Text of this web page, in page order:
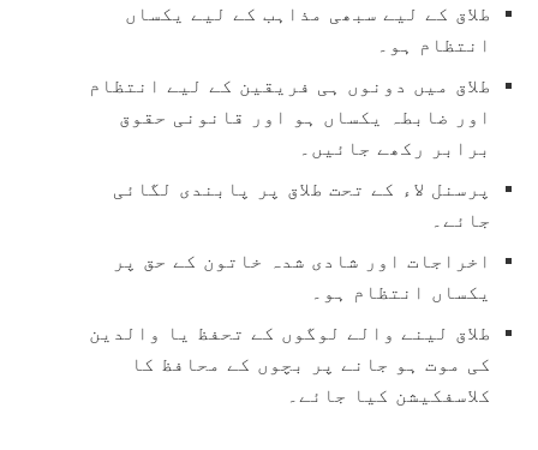
طلاق کے لیے سبھی مذاہب کے لیے یکساں
انتظام ہو۔
طلاق میں دونوں ہی فریقین کے لیے انتظام
اور ضابطہ یکساں ہو اور قانونی حقوق
برابر رکھے جائیں۔
پرسنل لاء کے تحت طلاق پر پابندی لگائی
جائے۔
اخراجات اور شادی شدہ خاتون کے حق پر
یکساں انتظام ہو۔
طلاق لینے والے لوگوں کے تحفظ یا والدین
کی موت ہو جانے پر بچوں کے محافظ کا
کلاسفکیشن کیا جائے۔